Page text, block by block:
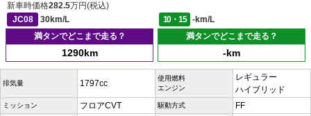
新車時価格282.5万円(税込)
JC08
30km/L 10・15
-km/L
満タンでどこまで走る？
1290km
満タンでどこまで走る？
-km
排気量 1797cc
使用燃料
エンジン
レギュラー
ハイブリッド
ミッション フロアCVT 駆動方式 FF